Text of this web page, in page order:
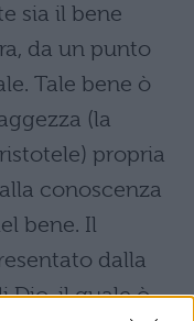
sia il bene
da un punto
Tale bene ò
(la
propria
conoscenza
bene. Il
dalla
Dio, il quale ò